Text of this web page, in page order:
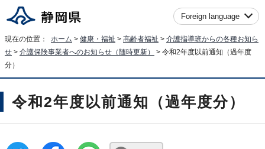
Foreign language
現在の位置： ホーム > 健康・福祉 > 高齢者福祉 > 介護指導班からの各種お知ら
せ > 介護保険事業者へのお知らせ（随時更新）
> 令和2年度以前通知（過年度
分）
令和2年度以前通知（過年度分）